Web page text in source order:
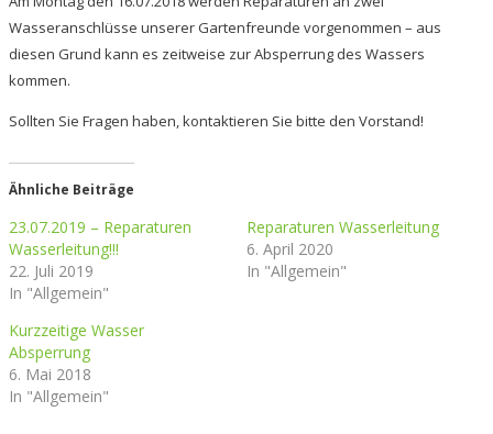
Wasseranschlüsse unserer Gartenfreunde vorgenommen – aus
diesen Grund kann es zeitweise zur Absperrung des Wassers
kommen.
Sollten Sie Fragen haben, kontaktieren Sie bitte den Vorstand!
Ähnliche Beiträge
23.07.2019 – Reparaturen
Wasserleitung!!!
22. Juli 2019
In "Allgemein"
Reparaturen Wasserleitung
6. April 2020
In "Allgemein"
Kurzzeitige Wasser
Absperrung
6. Mai 2018
In "Allgemein"